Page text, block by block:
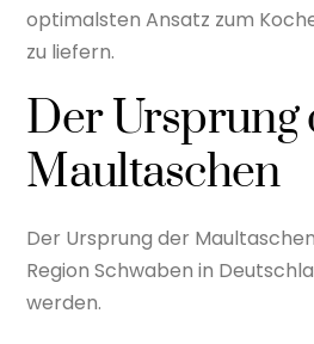
optimalsten Ansatz zum
zu liefern.
Der Ursprung
Maultaschen
Der Ursprung der
Region Schwaben in
werden.